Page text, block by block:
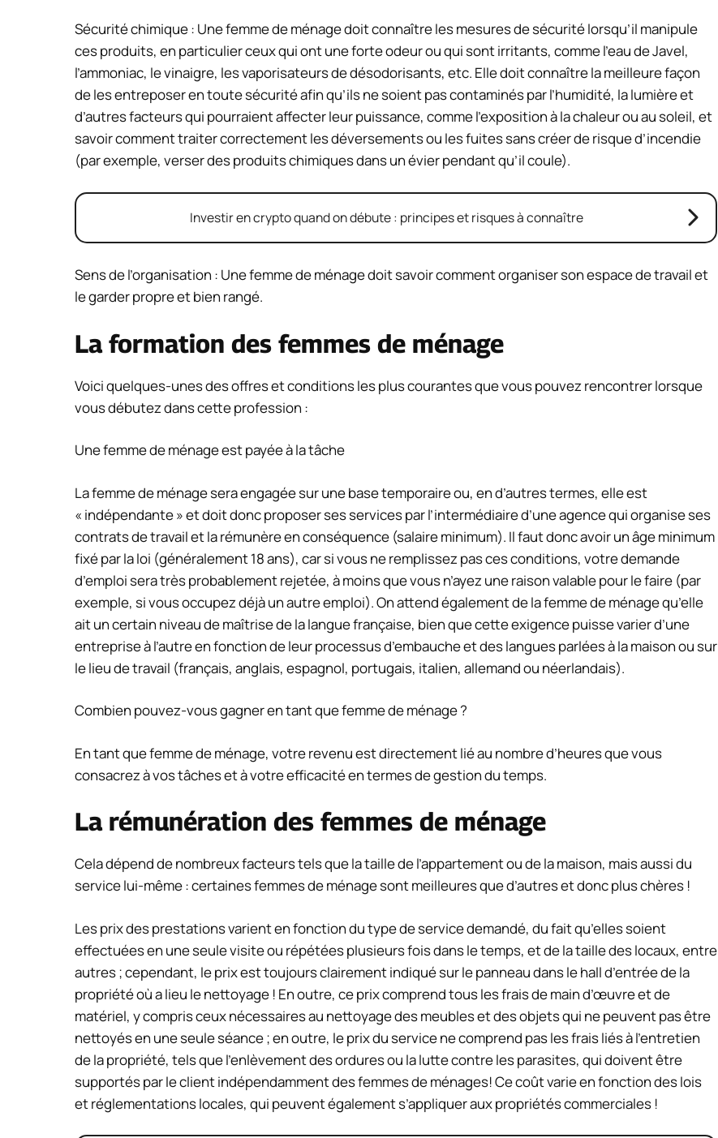
Sécurité chimique : Une femme de ménage doit connaître les mesures de sécurité lorsqu’il manipule
ces produits, en particulier ceux qui ont une forte odeur ou qui sont irritants, comme l’eau de Javel,
l’ammoniac, le vinaigre, les vaporisateurs de désodorisants, etc. Elle doit connaître la meilleure façon
de les entreposer en toute sécurité afin qu’ils ne soient pas contaminés par l’humidité, la lumière et
d’autres facteurs qui pourraient affecter leur puissance, comme l’exposition à la chaleur ou au soleil, et
savoir comment traiter correctement les déversements ou les fuites sans créer de risque d’incendie
(par exemple, verser des produits chimiques dans un évier pendant qu’il coule).
Investir en crypto quand on débute : principes et risques à connaître
Sens de l’organisation : Une femme de ménage doit savoir comment organiser son espace de travail et
le garder propre et bien rangé.
La formation des femmes de ménage
Voici quelques-unes des offres et conditions les plus courantes que vous pouvez rencontrer lorsque
vous débutez dans cette profession :
Une femme de ménage est payée à la tâche
La femme de ménage sera engagée sur une base temporaire ou, en d’autres termes, elle est
« indépendante » et doit donc proposer ses services par l’intermédiaire d’une agence qui organise ses
contrats de travail et la rémunère en conséquence (salaire minimum). Il faut donc avoir un âge minimum
fixé par la loi (généralement 18 ans), car si vous ne remplissez pas ces conditions, votre demande
d’emploi sera très probablement rejetée, à moins que vous n’ayez une raison valable pour le faire (par
exemple, si vous occupez déjà un autre emploi). On attend également de la femme de ménage qu’elle
ait un certain niveau de maîtrise de la langue française, bien que cette exigence puisse varier d’une
entreprise à l’autre en fonction de leur processus d’embauche et des langues parlées à la maison ou sur
le lieu de travail (français, anglais, espagnol, portugais, italien, allemand ou néerlandais).
Combien pouvez-vous gagner en tant que femme de ménage ?
En tant que femme de ménage, votre revenu est directement lié au nombre d’heures que vous
consacrez à vos tâches et à votre efficacité en termes de gestion du temps.
La rémunération des femmes de ménage
Cela dépend de nombreux facteurs tels que la taille de l’appartement ou de la maison, mais aussi du
service lui-même : certaines femmes de ménage sont meilleures que d’autres et donc plus chères !
Les prix des prestations varient en fonction du type de service demandé, du fait qu’elles soient
effectuées en une seule visite ou répétées plusieurs fois dans le temps, et de la taille des locaux, entre
autres ; cependant, le prix est toujours clairement indiqué sur le panneau dans le hall d’entrée de la
propriété où a lieu le nettoyage ! En outre, ce prix comprend tous les frais de main d’œuvre et de
matériel, y compris ceux nécessaires au nettoyage des meubles et des objets qui ne peuvent pas être
nettoyés en une seule séance ; en outre, le prix du service ne comprend pas les frais liés à l’entretien
de la propriété, tels que l’enlèvement des ordures ou la lutte contre les parasites, qui doivent être
supportés par le client indépendamment des femmes de ménages! Ce coût varie en fonction des lois
et réglementations locales, qui peuvent également s’appliquer aux propriétés commerciales !